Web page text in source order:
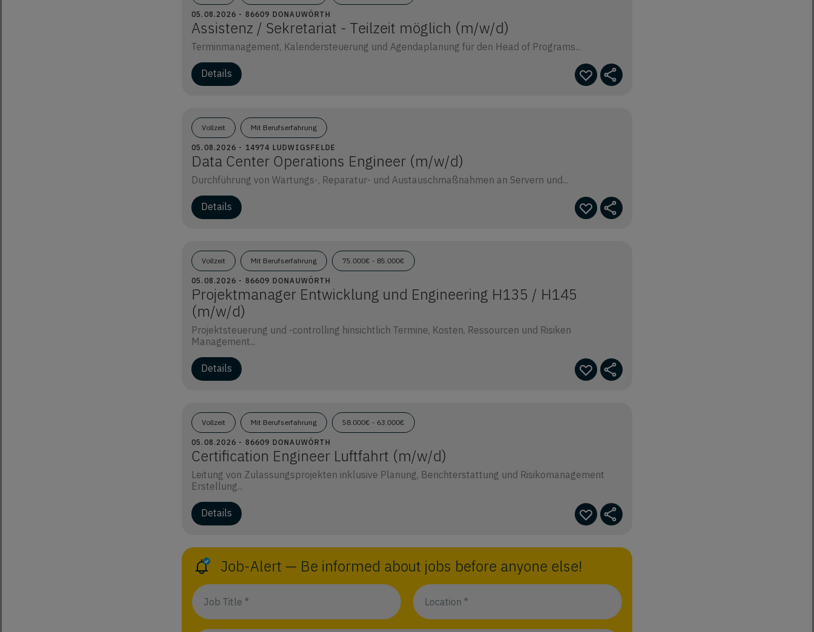
05.08.2026 - 86609 DONAUWÖRTH
Assistenz / Sekretariat - Teilzeit möglich (m/w/d)
Terminmanagement, Kalendersteuerung und Agendaplanung für den Head of Programs...
Details
Vollzeit Mit Berufserfahrung
05.08.2026 - 14974 LUDWIGSFELDE
Data Center Operations Engineer (m/w/d)
Durchführung von Wartungs-, Reparatur- und Austauschmaßnahmen an Servern und...
Details
Vollzeit Mit Berufserfahrung 75.000€ - 85.000€
05.08.2026 - 86609 DONAUWÖRTH
Projektmanager Entwicklung und Engineering H135 / H145
(m/w/d)
Projektsteuerung und -controlling hinsichtlich Termine, Kosten, Ressourcen und Risiken
Management...
Details
Vollzeit Mit Berufserfahrung 58.000€ - 63.000€
05.08.2026 - 86609 DONAUWÖRTH
Certification Engineer Luftfahrt (m/w/d)
Leitung von Zulassungsprojekten inklusive Planung, Berichterstattung und Risikomanagement
Erstellung...
Details
Job-Alert — Be informed about jobs before anyone else!